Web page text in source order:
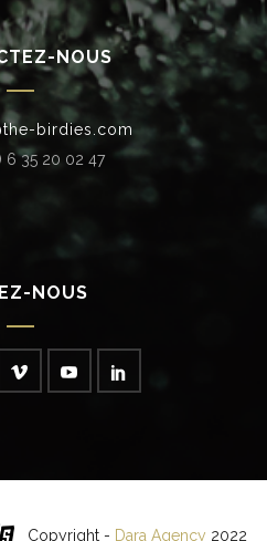
NOUS
birdies.com
6 35 20 02 47‬
NOUS
Copyright - Dara Agency 2022